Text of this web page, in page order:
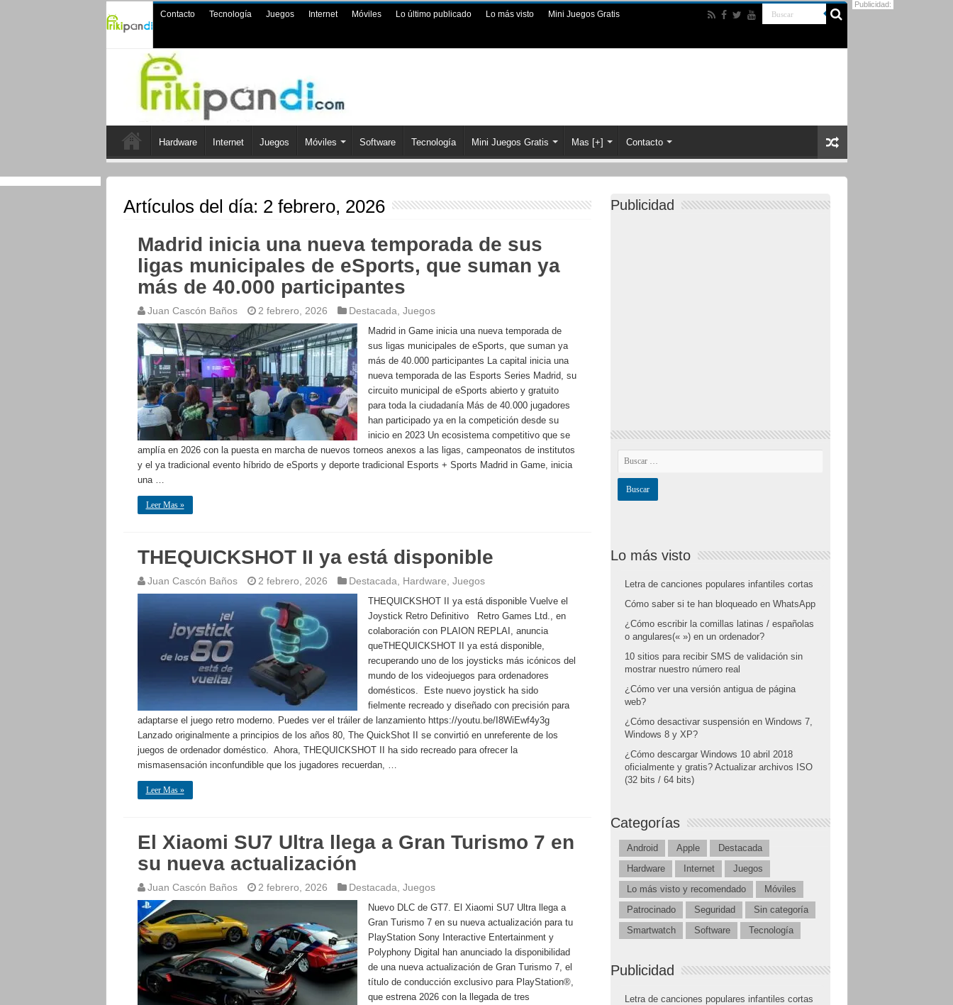
Contacto Tecnología Juegos Internet Móviles Lo último publicado Lo más visto Mini Juegos Gratis
Hardware Internet Juegos Móviles Software Tecnología Mini Juegos Gratis Mas [+] Contacto
Artículos del día: 2 febrero, 2026
Madrid inicia una nueva temporada de sus
ligas municipales de eSports, que suman ya
más de 40.000 participantes
Juan Cascón Baños 2 febrero, 2026 Destacada Juegos
Madrid in Game inicia una nueva temporada de
sus ligas municipales de eSports, que suman ya
más de 40.000 participantes La capital inicia una
nueva temporada de las Esports Series Madrid, su
circuito municipal de eSports abierto y gratuito
para toda la ciudadanía Más de 40.000 jugadores
han participado ya en la competición desde su
inicio en 2023 Un ecosistema competitivo que se
amplía en 2026 con la puesta en marcha de nuevos torneos anexos a las ligas, campeonatos de institutos
y el ya tradicional evento híbrido de eSports y deporte tradicional Esports + Sports Madrid in Game, inicia
una …
Leer Mas »
THEQUICKSHOT II ya está disponible
Juan Cascón Baños 2 febrero, 2026 Destacada Hardware Juegos
THEQUICKSHOT II ya está disponible Vuelve el
Joystick Retro Definitivo Retro Games Ltd., en
colaboración con PLAION REPLAI, anuncia
queTHEQUICKSHOT II ya está disponible,
recuperando uno de los joysticks más icónicos del
mundo de los videojuegos para ordenadores
domésticos. Este nuevo joystick ha sido
fielmente recreado y diseñado con precisión para
adaptarse el juego retro moderno. Puedes ver el tráiler de lanzamiento https://youtu.be/I8WiEwf4y3g
Lanzado originalmente a principios de los años 80, The QuickShot II se convirtió en unreferente de los
juegos de ordenador doméstico. Ahora, THEQUICKSHOT II ha sido recreado para ofrecer la
mismasensación inconfundible que los jugadores recuerdan, …
Leer Mas »
El Xiaomi SU7 Ultra llega a Gran Turismo 7 en
su nueva actualización
Juan Cascón Baños 2 febrero, 2026 Destacada Juegos
Nuevo DLC de GT7. El Xiaomi SU7 Ultra llega a
Gran Turismo 7 en su nueva actualización para tu
PlayStation Sony Interactive Entertainment y
Polyphony Digital han anunciado la disponibilidad
de una nueva actualización de Gran Turismo 7, el
título de conducción exclusivo para PlayStation®,
que estrena 2026 con la llegada de tres
Publicidad
Lo más visto
Letra de canciones populares infantiles cortas
Cómo saber si te han bloqueado en WhatsApp
¿Cómo escribir la comillas latinas / españolas
o angulares(« ») en un ordenador?
10 sitios para recibir SMS de validación sin
mostrar nuestro número real
¿Cómo ver una versión antigua de página
web?
¿Cómo desactivar suspensión en Windows 7,
Windows 8 y XP?
¿Cómo descargar Windows 10 abril 2018
oficialmente y gratis? Actualizar archivos ISO
(32 bits / 64 bits)
Categorías
Android Apple
Destacada
Hardware
Internet
Juegos
Lo más visto y recomendado
Móviles
Patrocinado
Seguridad
Sin categoría
Smartwatch
Software Tecnología
Publicidad
Letra de canciones populares infantiles cortas
Publicidad: